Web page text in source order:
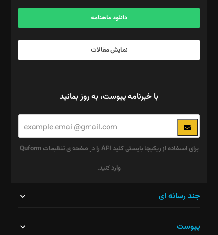
آگهی و مشترکین: ۰۹۱۹۹۹۹۰۴۵۴
دانلود ماهنامه
نمایش مقالات
با خبرنامه پیوست، به روز بمانید
برای استفاده از ریکپچا بایستی کلید API را در صفحه ی تنظیمات Quform
وارد کنید.
نباید
چند رسانه ای
پیوست